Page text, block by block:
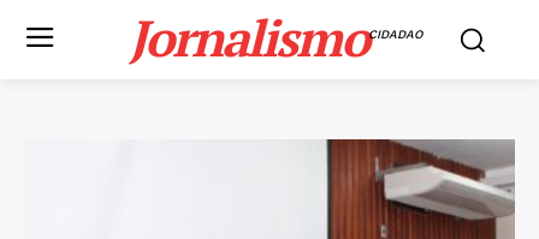
JornalismoCIDADAO